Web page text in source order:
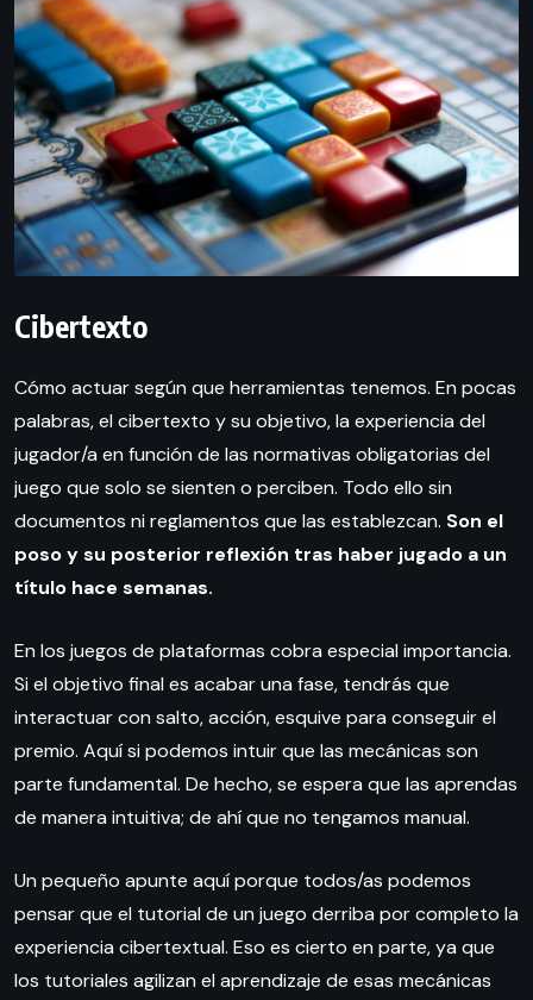
Cibertexto
Cómo actuar según que herramientas tenemos. En pocas
palabras, el cibertexto y su objetivo, la experiencia del
jugador/a en función de las normativas obligatorias del
juego que solo se sienten o perciben. Todo ello sin
documentos ni reglamentos que las establezcan. Son el
poso y su posterior reflexión tras haber jugado a un
título hace semanas.
En los juegos de plataformas cobra especial importancia.
Si el objetivo final es acabar una fase, tendrás que
interactuar con salto, acción, esquive para conseguir el
premio. Aquí si podemos intuir que las mecánicas son
parte fundamental. De hecho, se espera que las aprendas
de manera intuitiva; de ahí que no tengamos manual.
Un pequeño apunte aquí porque todos/as podemos
pensar que el tutorial de un juego derriba por completo la
experiencia cibertextual. Eso es cierto en parte, ya que
los tutoriales agilizan el aprendizaje de esas mecánicas